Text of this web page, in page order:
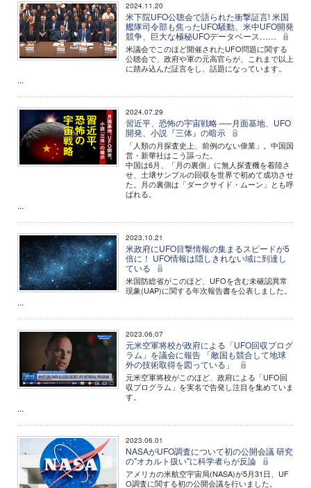
2024.11.20
米下院UFO公聴会で語られた衝撃証言! 米国
艦隊司令部も焦ったUFO騒動、米中UFO開発
競争、巨大な極秘UFOデータベース……
米議会でこのほど開催されたUFO問題に関する
公聴会で、政府や軍の元高官らが、これまで以上
に踏み込んだ証言をし、話題になっています。
...
2024.07.29
習近平、恐怖の宇宙戦略 ──月面基地、UFO
開発、小説『三体』の暗示
「人類の月探査史上、前例のない偉業」。中国国
営・新華社はこう謳った。
中国は6月、「月の裏側」に無人探査機を着陸さ
せ、土壌サンプルの回収を世界で初めて成功させ
た。月の裏側は「ダークサイド・ムーン」とも呼
ばれる。
...
2023.10.21
米政府にUFO目撃情報の集まるスピードが5
倍に！ UFO情報は隠しきれない域に到達し
ている
米国防総省がこのほど、UFOを含む未確認異常
現象(UAP)に関する年次報告書を公表しました。
...
2023.06.07
元米空軍将校が政府による「UFO回収プログ
ラム」を議会に報告 「敵国も競合して地球
外の技術取得を図っている」
元米空軍将校がこのほど、政府による「UFO回
収プログラム」を実名で告発し注目を集めていま
す。
...
2023.06.01
NASAがUFO調査について初の公開会議 研究
の"オカルト扱い"に科学者らが反論
アメリカの米航空宇宙局(NASA)が5月31日、UF
O調査に関する初の公開会議を行いました。